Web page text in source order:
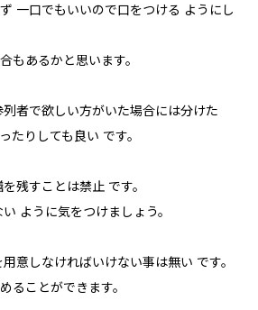
一口でもいいので口をつける ようにし
もあるかと思います。
者で欲しい方がいた場合には分けた
たりしても良い です。
残すことは禁止 です。
ように気をつけましょう。
意しなければいけない事は無い です。
ることができます。